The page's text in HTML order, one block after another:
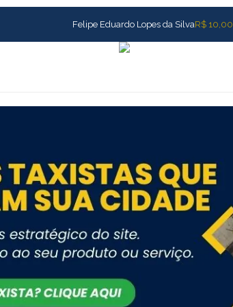
Felipe Eduardo Lopes da SilvaR$ 10,00